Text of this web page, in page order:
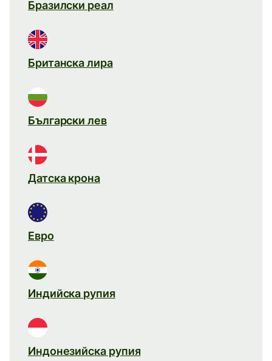
Бразилски реал
Британска лира
Български лев
Датска крона
Евро
Индийска рупия
Индонезийска рупия